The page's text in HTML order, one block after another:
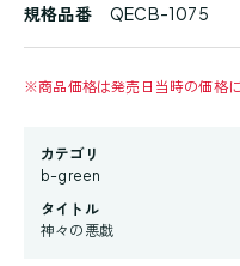
規格品番 QECB-1075
※商品価格は発売日当時の価格
カテゴリ
b-green
タイトル
神々の悪戯